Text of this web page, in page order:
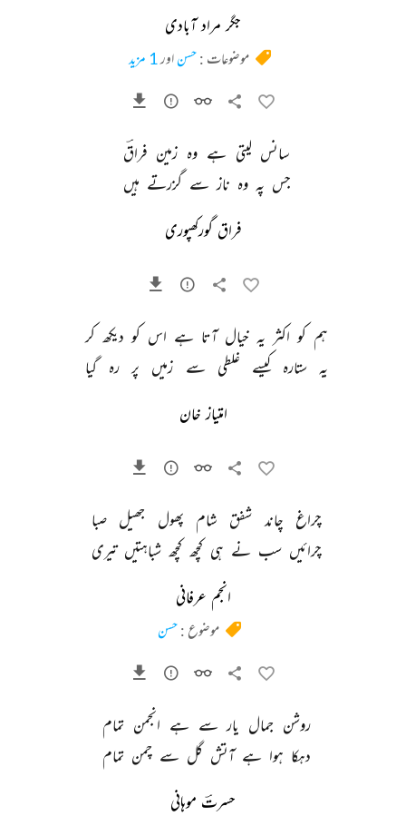
جگر مراد آبادی
موضوعات :حسن اور1 مزید
سانس لیتی ہے وہ زمین فراقؔ
جس پہ وہ ناز سے گزرتے ہیں
فراق گورکھپوری
ہم کو اکثر یہ خیال آتا ہے اس کو دیکھ کر
یہ ستارہ کیسے غلطی سے زمیں پر رہ گیا
امتیاز خان
چراغ چاند شفق شام پھول جھیل صبا
چرائیں سب نے ہی کچھ کچھ شباہتیں تیری
انجم عرفانی
موضوع :حسن
روشن جمال یار سے ہے انجمن تمام
دہکا ہوا ہے آتش گل سے چمن تمام
حسرتؔ موہانی